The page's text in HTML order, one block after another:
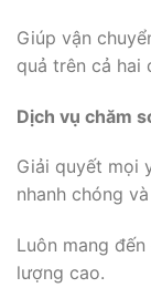
Giúp vận
quả trên cả hai
Dịch vụ chăm
Giải quyết mọi
nhanh chóng
Luôn mang
lượng cao.